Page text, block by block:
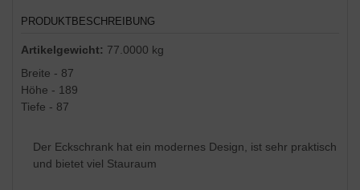
PRODUKTBESCHREIBUNG
Artikelgewicht: 77.0000 kg
Breite - 87
Höhe - 189
Tiefe - 87
Der Eckschrank hat ein modernes Design, ist sehr praktisch
und bietet viel Stauraum